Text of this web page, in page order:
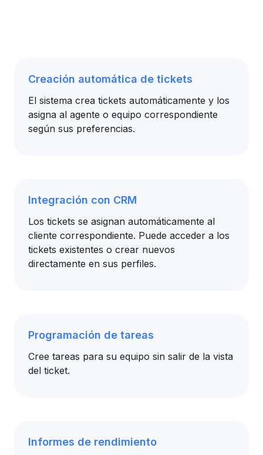
Creación automática de tickets
El sistema crea tickets automáticamente y los
asigna al agente o equipo correspondiente
según sus preferencias.
Integración con CRM
Los tickets se asignan automáticamente al
cliente correspondiente. Puede acceder a los
tickets existentes o crear nuevos
directamente en sus perfiles.
Programación de tareas
Cree tareas para su equipo sin salir de la vista
del ticket.
Informes de rendimiento